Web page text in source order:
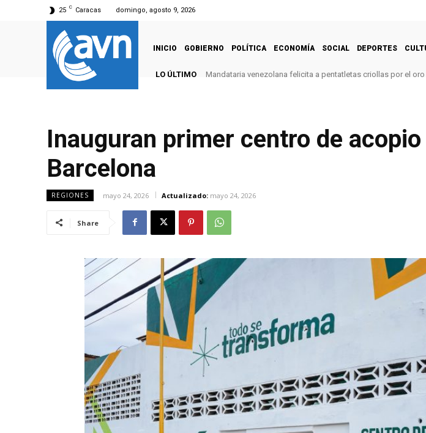
25 C Caracas domingo, agosto 9, 2026
INICIO GOBIERNO POLÍTICA ECONOMÍA SOCIAL DEPORTES
LO ÚLTIMO Mandataria venezolana felicita a pentatletas criollas por el
Inauguran primer centro de
Barcelona
REGIONES mayo 24, 2026 Actualizado: mayo 24, 2026
Share